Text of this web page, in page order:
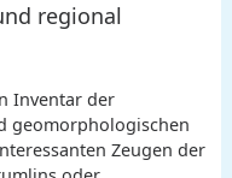
regional
Inventar der
geomorphologischen
Zeugen der